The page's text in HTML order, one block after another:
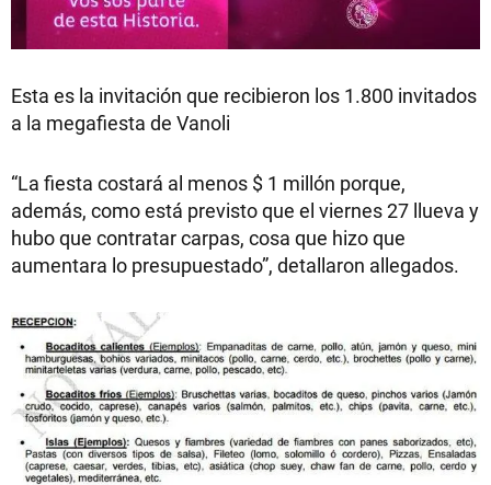
Esta es la invitación que recibieron los 1.800 invitados
a la megafiesta de Vanoli
“La fiesta costará al menos $ 1 millón porque,
además, como está previsto que el viernes 27 llueva y
hubo que contratar carpas, cosa que hizo que
aumentara lo presupuestado”, detallaron allegados.